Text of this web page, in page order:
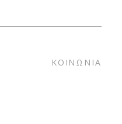
ΚΟΙΝΩΝΙΑ